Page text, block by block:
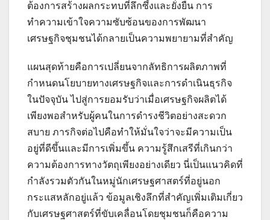
ต้องการสร้างผลกระทบที่ลึกซึ้งและยั่งยืน การ
ทำความเข้าใจความซับซ้อนของการพัฒนา
เศรษฐกิจชุมชนได้กลายเป็นความพยายามที่สำคัญ
แผนสุดท้ายคือการเปลี่ยนจากลัทธิการผลิตภาพที่
กำหนดนโยบายทางเศรษฐกิจและการดำเนินธุรกิจ
ในปัจจุบัน ไปสู่การยอมรับว่าเมื่อเศรษฐกิจผลิตได้
เพียงพอสำหรับผู้คนในการดำรงชีวิตอย่างสะดวก
สบาย ภารกิจต่อไปคือทำให้มั่นใจว่าจะมีความเป็น
อยู่ที่ดีขึ้นและมีการเพิ่มขึ้น ความรู้สึกเสรีที่เกินกว่า
ความต้องการทางวัตถุเพียงอย่างเดียว นี่เป็นแนวคิดที่
กำลังรวมตัวกันในหมู่นักเศรษฐศาสตร์ที่อยู่นอก
กระแสหลักอยู่แล้ว ข้อมูลเชิงลึกที่สำคัญเพิ่มเติมเกี่ยว
กับเศรษฐศาสตร์ที่ขับเคลื่อนโดยชุมชนก็คือความ